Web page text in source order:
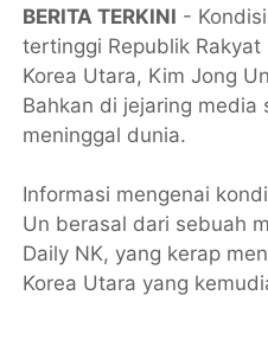
BERITA TERKINI -
tertinggi Republik
Korea Utara, Kim Jong
Bahkan di jejaring media
meninggal dunia.
Informasi mengenai
Un berasal dari sebuah
Daily NK, yang kerap
Korea Utara yang